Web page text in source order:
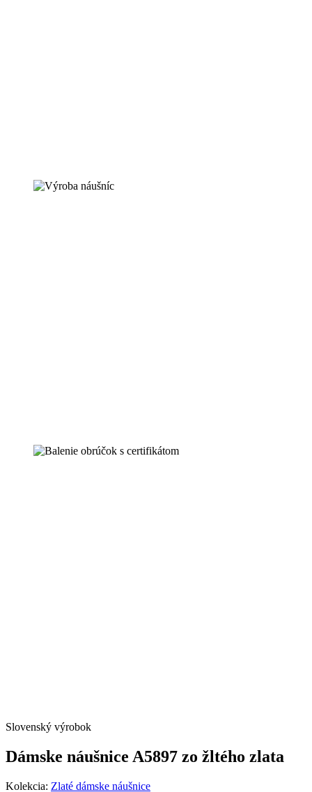
Slovenský výrobok
Dámske náušnice A5897 zo žltého zlata
Kolekcia: Zlaté dámske náušnice